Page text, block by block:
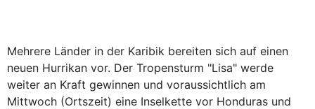
Mehrere Länder in der Karibik bereiten sich auf einen
neuen Hurrikan vor. Der Tropensturm "Lisa" werde
weiter an Kraft gewinnen und voraussichtlich am
Mittwoch (Ortszeit) eine Inselkette vor Honduras und